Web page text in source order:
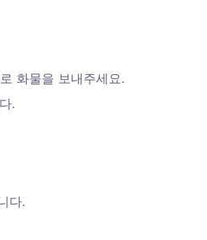
화물을 보내주세요.
.
다.